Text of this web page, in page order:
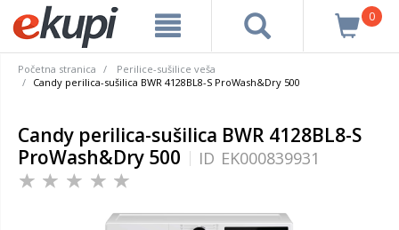
0
Početna stranica
Perilice-sušilice veša
Candy perilica-sušilica BWR 4128BL8-S ProWash&Dry 500
Candy perilica-sušilica BWR 4128BL8-S
ProWash&Dry 500
ID EK000839931